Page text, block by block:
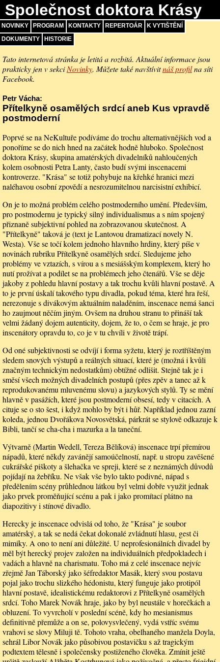
Společnost doktora Krásy
NOVINKY PROGRAM KONTAKTY REPERTOÁR K VYTIŠTĚNÍ
DOKUMENTY HISTORIE
Tato internetová stránka je letitá a rozbitá. Aktuální informace jsou
prakticky jen v sekciNovinky. Můžete také navštívitnáš profilna síti
Facebook.
Petr Vácha:
Přítelkyně osamělých srdcí aneb Kus vpravdě
postmoderní
Poprvé se na NeKultuře podíváme do trochu alternativnějších vod a
ponoříme se do nich hned na začátek hodně hluboko. Společnost
doktora Krásy, skupina amatérských divadelníků nahloučených
kolem osobnosti Petra Lanty, často budí svými inscenacemi
kontroverze. "Krása" se totiž pohybuje na křehké hranici mezi
naléhavou osobní zpovědí a nesrozumitelnou narcisistní exhibicí.
On je to možná problém celého postmoderního umění. Především,
pro postmodernu je typický silný individualismus a s ním spojený
přiznaně subjektivní pohled na zobrazovanou skutečnost. A
"Přítelkyně" taková je (text je Lantovou dramatizací novely N.
Westa). Vše se točí kolem jednoho hlavního hrdiny, který píše v
novinách rubriku Přítelkyně osamělých srdcí. Sledujeme jeho
problémy ve vztazích, s vírou a s mesiášským komplexem, který ho
nutí prožívat a podílet se na problémech jeho čtenářů. Vše se děje
jakoby z pohledu hlavní postavy a tak trochu kvůli hlavní postavě. A
to je první úskalí takového typu divadla, pokud téma, které hra řeší,
nerezonuje s divákovým aktuálním naladěním, inscenace nemá šanci
ho zaujmout něčím jiným. Ovšem na druhou stranu to přináší tak
velmi žádaný dojem autenticity, dojem, že to, o čem se hraje, je pro
inscenátory opravdu to, co je v tu chvíli v životě trápí.
Od oné subjektivnosti se odvíjí i forma syžetu, který je roztříštěným
sledem snových výstupů a reálných situací, které je (možná i kvůli
značným technickým nedostatkům) obtížné odlišit. Stejně tak je i
směsí všech možných divadelních postupů (přes zpěv a tanec až k
reprodukovanému mluvenému slovu) a jazykových stylů. Ty se mění
hlavně v pasážích, které jsou postmoderní obsesí, tedy v citacích. A
cituje se o sto šest, i když mohlo by být i hůř. Například jednou zazní
koleda, jednou Dvořákova Novosvětská, párkrát se stylově odkazuje k
Bibli, tančí se cha-cha i mazurka a la taneční.
Výtvarně (Martin Wedell, Tereza Bělíková) inscenace trpí přemírou
nápadů, které někdy zavánějí samoúčelností, např. u stropu zavěšené
cukrářské piškoty a šlehačka ve spreji, které se z neznámých důvodů
pojídají na žebříku. Ne však vše bylo takto podivné, nápad s
předělením scény průhlednou látkou byl velmi dobře využit jednak
jako prvek proměňující scénu a pak i jako promítací plátno na
diapozitivy i stínové divadlo.
Herecky je inscenace odvislá od toho, že "Krása" je soubor
amatérský, a tak se nedá čekat dokonalé zvládnutí hlasu, gest či
mimiky. A ono to není ani důležité. U neprofesionálních divadel by
měl být herecký projev založen na individuálních předpokladech i
vadách a hlavně na charismatu. Toho má z celé inscenace nejvíc
zřejmě Jan Táborský jako šéfredaktor Masák, který svou postavu
pojal jako trochu slizkého hédonistu, který funguje jako protipól
hlavní postavě, idealistickému redaktorovi z Přítelkyně osamělých
srdcí. Toho Marek Novák hraje, jako by byl neustále v horečkách a
obluzení. To vyvrcholí v poslední scéně, kdy ho mesianismus
definitivně přemůže a on se, polovysvlečený, vydá vstříc svému
vrahovi se slovy Miluji tě. Tohoto vraha, obelhaného manžela Doyla,
sehrál Libor Novák jako působivou postavičku s až tragickým
podtextem tělesně i společensky postiženého člověka. Zmínit ještě